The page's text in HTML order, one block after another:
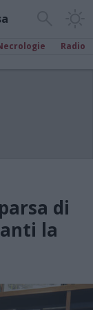
Radio
di
la